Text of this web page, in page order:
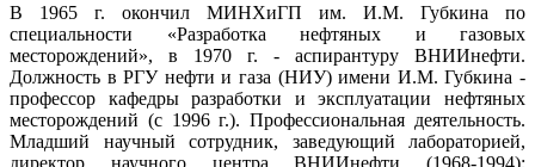
В 1965 г. окончил МИНХиГП им. И.М. Губкина по
специальности «Разработка нефтяных и газовых
месторождений», в 1970 г. - аспирантуру ВНИИнефти.
Должность в РГУ нефти и газа (НИУ) имени И.М. Губкина -
профессор кафедры разработки и эксплуатации нефтяных
месторождений (с 1996 г.). Профессиональная деятельность.
Младший научный сотрудник, заведующий лабораторией,
директор научного центра ВНИИнефти (1968-1994);